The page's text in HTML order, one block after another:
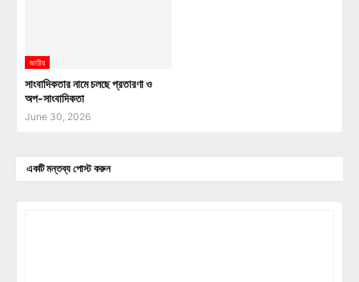
জাতীয়
সাংবাদিকতার নামে চলছে প্রতারণা ও
অপ-সাংবাদিকতা
June 30, 2026
একটি মন্তব্য পোস্ট করুন